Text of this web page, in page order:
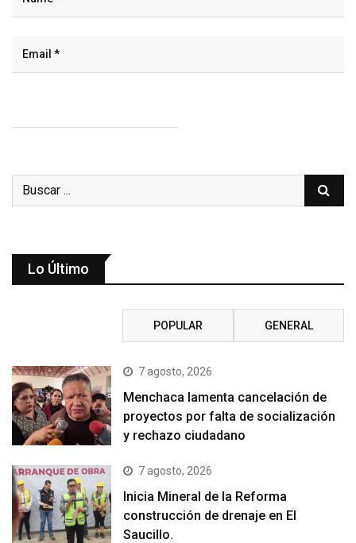
Lo Último
POPULAR GENERAL
7 agosto, 2026
Menchaca lamenta cancelación de
proyectos por falta de socialización
y rechazo ciudadano
7 agosto, 2026
Inicia Mineral de la Reforma
construcción de drenaje en El
Saucillo.